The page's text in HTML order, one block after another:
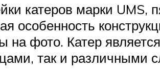
катеров марки UMS,
особенность
на фото. Катер
так и различными